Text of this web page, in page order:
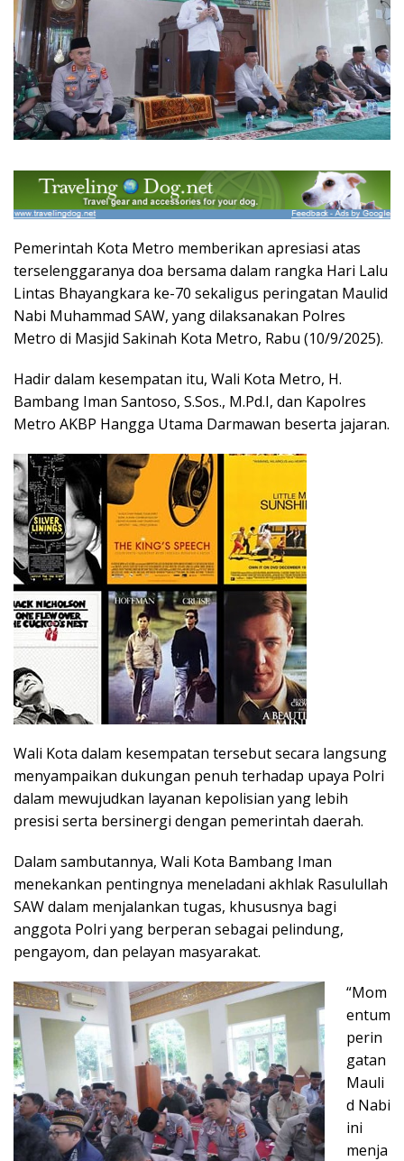
Pemerintah Kota Metro memberikan apresiasi atas
terselenggaranya doa bersama dalam rangka Hari Lalu
Lintas Bhayangkara ke-70 sekaligus peringatan Maulid
Nabi Muhammad SAW, yang dilaksanakan Polres
Metro di Masjid Sakinah Kota Metro, Rabu (10/9/2025).
Hadir dalam kesempatan itu, Wali Kota Metro, H.
Bambang Iman Santoso, S.Sos., M.Pd.I, dan Kapolres
Metro AKBP Hangga Utama Darmawan beserta jajaran.
Wali Kota dalam kesempatan tersebut secara langsung
menyampaikan dukungan penuh terhadap upaya Polri
dalam mewujudkan layanan kepolisian yang lebih
presisi serta bersinergi dengan pemerintah daerah.
Dalam sambutannya, Wali Kota Bambang Iman
menekankan pentingnya meneladani akhlak Rasulullah
SAW dalam menjalankan tugas, khususnya bagi
anggota Polri yang berperan sebagai pelindung,
pengayom, dan pelayan masyarakat.
“Mom
entum
perin
gatan
Mauli
d Nabi
ini
menja